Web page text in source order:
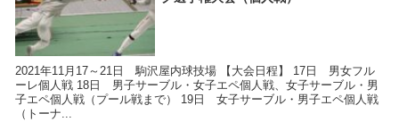
2021年11月17～21日 駒沢屋内球技場 【大会日程】 17日 男女フル
ーレ個人戦 18日 男子サーブル・女子エペ個人戦、女子サーブル・男
子エペ個人戦（プール戦まで） 19日 女子サーブル・男子エペ個人戦
（トーナ...